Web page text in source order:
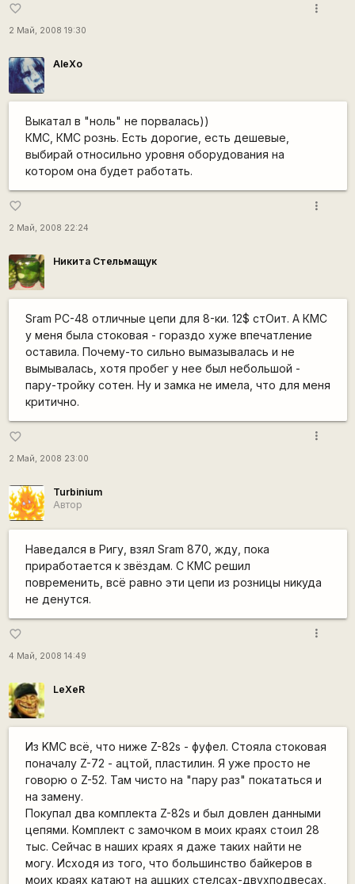
favorite_border
2 Май, 2008 19:30
more_vert
AleXo
Выкатал в "ноль" не порвалась))
КМС, КМС рознь. Есть дорогие, есть дешевые,
выбирай относильно уровня оборудования на
котором она будет работать.
favorite_border
2 Май, 2008 22:24
more_vert
Никита Стельмащук
Sram PC-48 отличные цепи для 8-ки. 12$ стОит. А КМС
у меня была стоковая - гораздо хуже впечатление
оставила. Почему-то сильно вымазывалась и не
вымывалась, хотя пробег у нее был небольшой -
пару-тройку сотен. Ну и замка не имела, что для меня
критично.
favorite_border
2 Май, 2008 23:00
more_vert
Turbinium
Автор
Наведался в Ригу, взял Sram 870, жду, пока
приработается к звёздам. С КМС решил
повременить, всё равно эти цепи из розницы никуда
не денутся.
favorite_border
4 Май, 2008 14:49
more_vert
LeXeR
Из KMC всё, что ниже Z-82s - фуфел. Стояла стоковая
поначалу Z-72 - ацтой, пластилин. Я уже просто не
говорю о Z-52. Там чисто на "пару раз" покататься и
на замену.
Покупал два комплекта Z-82s и был довлен данными
цепями. Комплект с замочком в моих краях стоил 28
тыс. Сейчас в наших краях я даже таких найти не
могу. Исходя из того, что большинство байкеров в
моих краях катают на аццких стелсах-двухподвесах,